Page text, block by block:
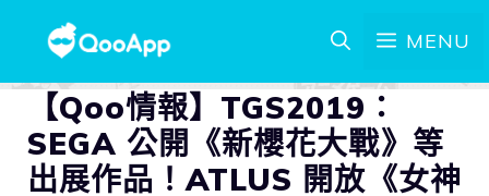
MENU
【Qoo情報】TGS2019：
SEGA 公開《新櫻花大戰》等
出展作品！ATLUS 開放《女神